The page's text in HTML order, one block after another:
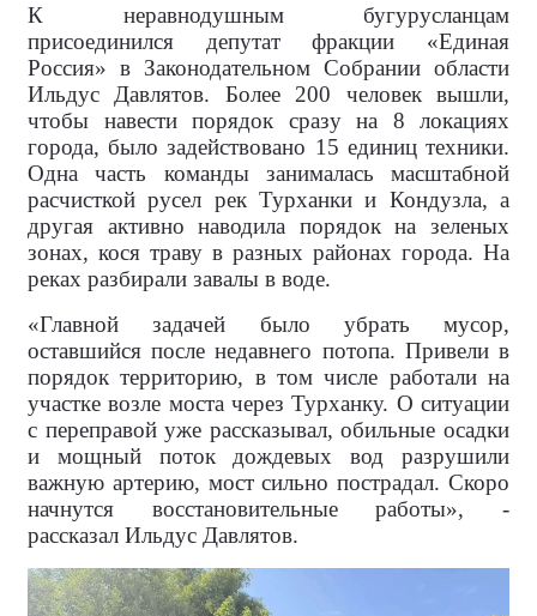
К неравнодушным бугурусланцам
присоединился депутат фракции «Единая
Россия» в Законодательном Собрании области
Ильдус Давлятов. Более 200 человек вышли,
чтобы навести порядок сразу на 8 локациях
города, было задействовано 15 единиц техники.
Одна часть команды занималась масштабной
расчисткой русел рек Турханки и Кондузла, а
другая активно наводила порядок на зеленых
зонах, кося траву в разных районах города. На
реках разбирали завалы в воде.
«Главной задачей было убрать мусор,
оставшийся после недавнего потопа. Привели в
порядок территорию, в том числе работали на
участке возле моста через Турханку. О ситуации
с переправой уже рассказывал, обильные осадки
и мощный поток дождевых вод разрушили
важную артерию, мост сильно пострадал. Скоро
начнутся восстановительные работы», -
рассказал Ильдус Давлятов.